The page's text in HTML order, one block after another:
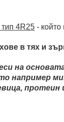
4R25 - който
в тях и
на
например